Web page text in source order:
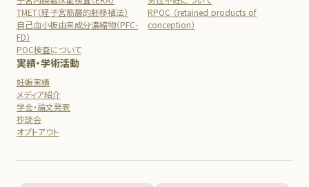
TMET（経子宮筋層的胚移植法）
自己血小板由来成分濃縮物（PFC-
FD）
POC検査について
RPOC （retained products of
conception）
実績・学術活動
妊娠実績
メディア紹介
学会・論文発表
抄読会
オプトアウト